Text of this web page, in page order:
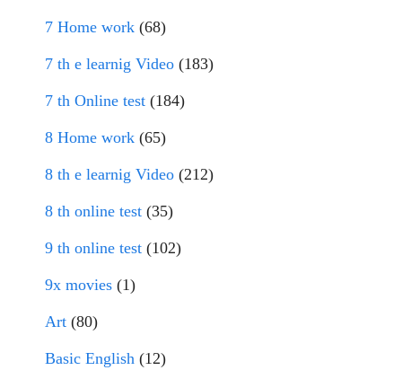
7 Home work (68)
7 th e learnig Video (183)
7 th Online test (184)
8 Home work (65)
8 th e learnig Video (212)
8 th online test (35)
9 th online test (102)
9x movies (1)
Art (80)
Basic English (12)